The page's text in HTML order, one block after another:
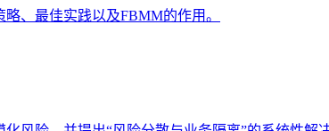
、最佳实践以及FBMM的作用。